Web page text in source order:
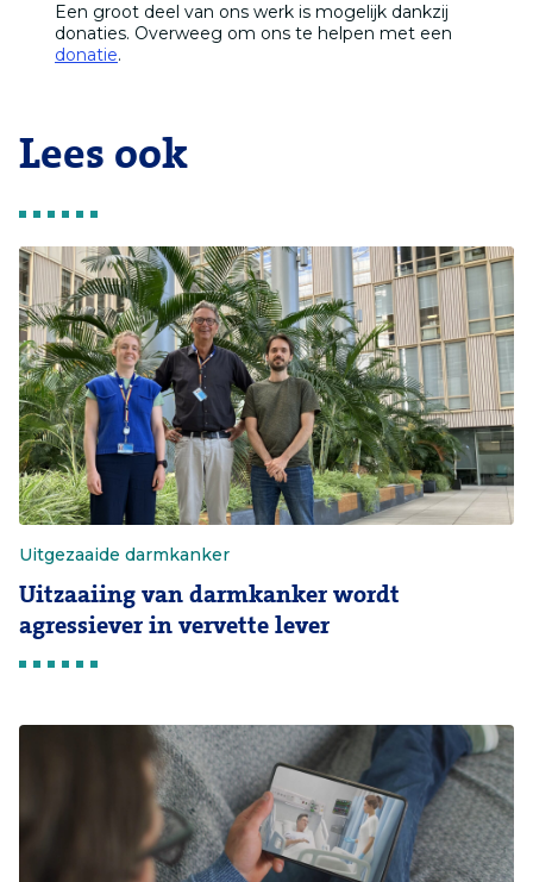
Een groot deel van ons werk is mogelijk dankzij
donaties. Overweeg om ons te helpen met een
donatie.
Lees ook
Uitgezaaide darmkanker
Uitzaaiing van darmkanker wordt
agressiever in vervette lever